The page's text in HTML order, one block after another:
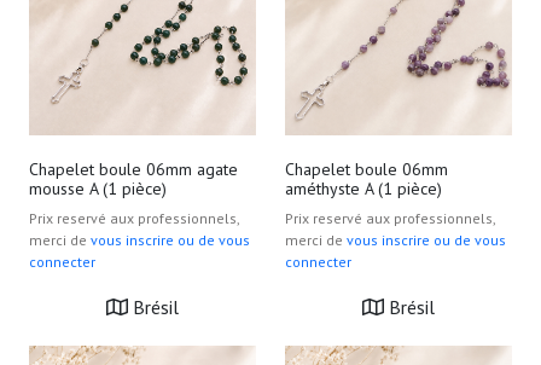
Chapelet boule 06mm agate
mousse A (1 pièce)
Prix reservé aux professionnels,
merci de vous inscrire ou de vous
connecter
Brésil
Chapelet boule 06mm
améthyste A (1 pièce)
Prix reservé aux professionnels,
merci de vous inscrire ou de vous
connecter
Brésil